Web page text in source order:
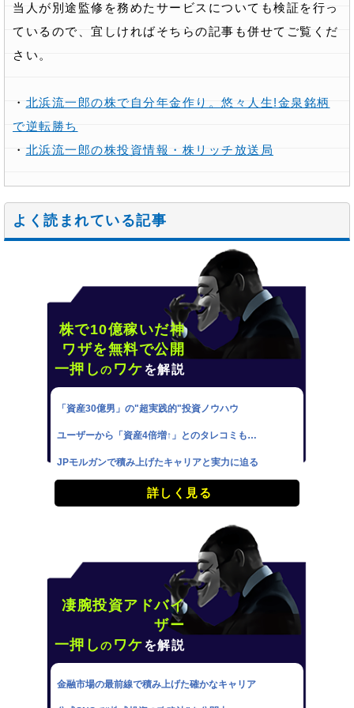
当人が別途監修を務めたサービスについても検証を行っ
ているので、宜しければそちらの記事も併せてご覧くだ
さい。
・ 北浜流一郎の株で自分年金作り。悠々人生!金泉銘柄
で逆転勝ち
・ 北浜流一郎の株投資情報・株リッチ放送局
よく読まれている記事
株で10億稼いだ神
ワザを無料で公開
一押しの ワケを解説
「資産30億男」の"超実践的"投資ノウハウ
ユーザーから「資産4倍増↑」とのタレコミも…
JPモルガンで積み上げたキャリアと実力に迫る
詳しく見る
凄腕投資アドバイ
ザー
一押しの ワケを解説
金融市場の最前線で積み上げた確かなキャリア